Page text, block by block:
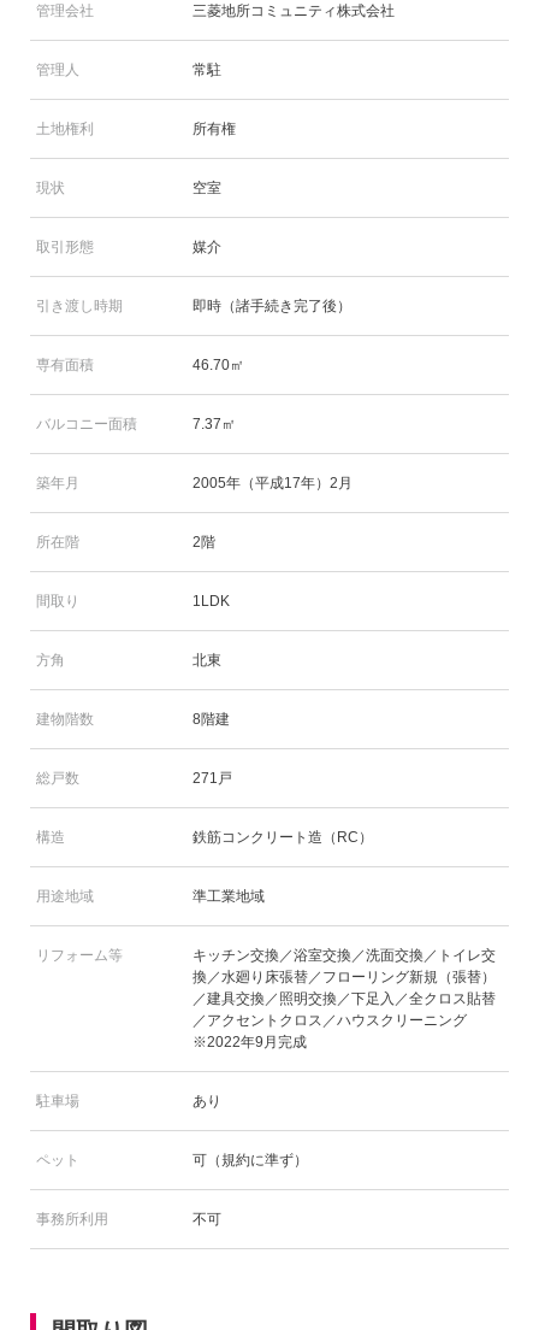
管理会社 三菱地所コミュニティ株式会社
管理人 常駐
土地権利 所有権
現状 空室
取引形態 媒介
引き渡し時期 即時（諸手続き完了後）
専有面積 46.70㎡
バルコニー面積 7.37㎡
築年月 2005年（平成17年）2月
所在階 2階
間取り 1LDK
方角 北東
建物階数 8階建
総戸数 271戸
構造 鉄筋コンクリート造（RC）
用途地域 準工業地域
リフォーム等
キッチン交換／浴室交換／洗面交換／トイレ交
換／水廻り床張替／フローリング新規（張替）
／建具交換／照明交換／下足入／全クロス貼替
／アクセントクロス／ハウスクリーニング
※2022年9月完成
駐車場 あり
ペット 可（規約に準ず）
事務所利用 不可